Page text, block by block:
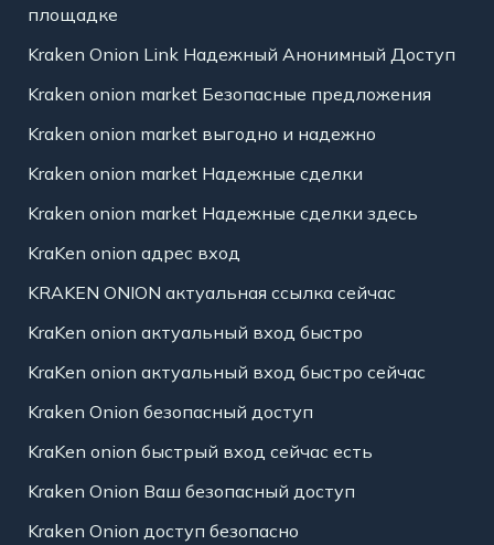
площадке
Kraken Onion Link Надежный Анонимный Доступ
Kraken onion market Безопасные предложения
Kraken onion market выгодно и надежно
Kraken onion market Надежные сделки
Kraken onion market Надежные сделки здесь
KraKen onion адрес вход
KRAKEN ONION актуальная ссылка сейчас
KraKen onion актуальный вход быстро
KraKen onion актуальный вход быстро сейчас
Kraken Onion безопасный доступ
KraKen onion быстрый вход сейчас есть
Kraken Onion Ваш безопасный доступ
Kraken Onion доступ безопасно